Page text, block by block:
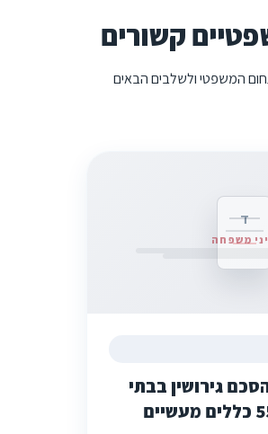
קשורים
המשפטי ולשלבים הבאים
ד
משפחה
גירושין בבתי